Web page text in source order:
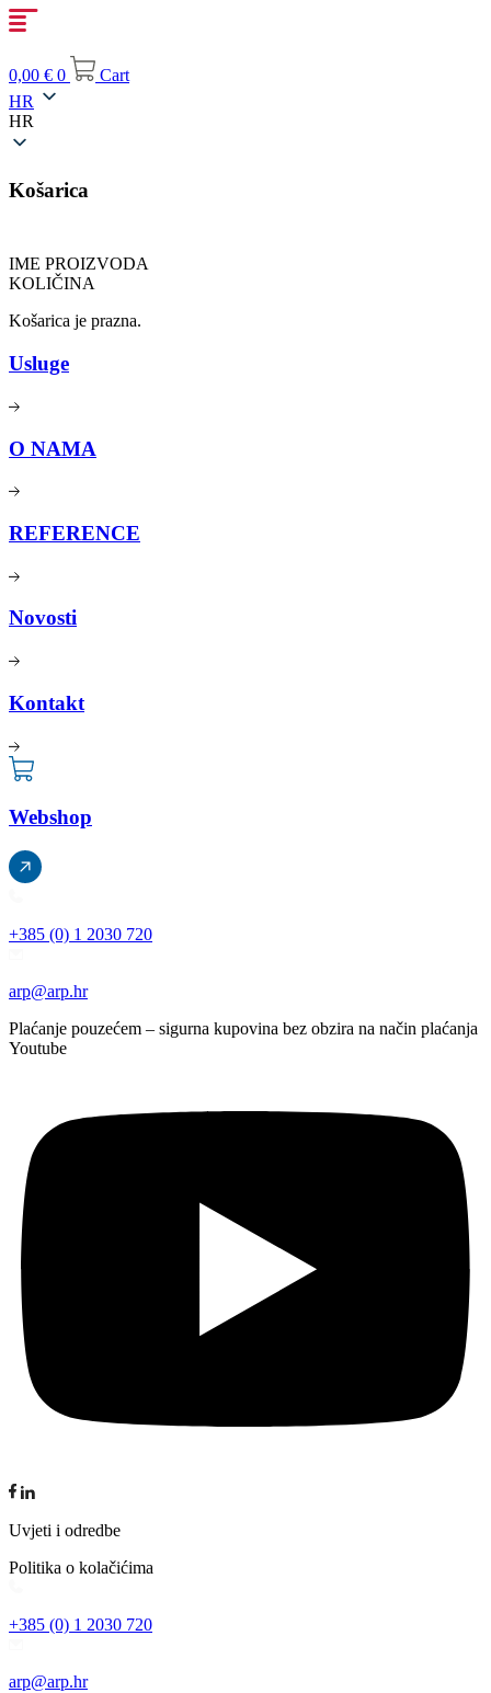
Idi
na
0,00 € 0
Cart
HR
HR
Košarica
IME PROIZVODA
KOLIČINA
Košarica je prazna.
Usluge
O NAMA
REFERENCE
Novosti
Kontakt
Webshop
+385 (0) 1 2030 720
arp@arp.hr
Plaćanje pouzećem – sigurna kupovina bez obzira na način plaćanja
Youtube
Uvjeti i odredbe
Politika o kolačićima
+385 (0) 1 2030 720
arp@arp.hr